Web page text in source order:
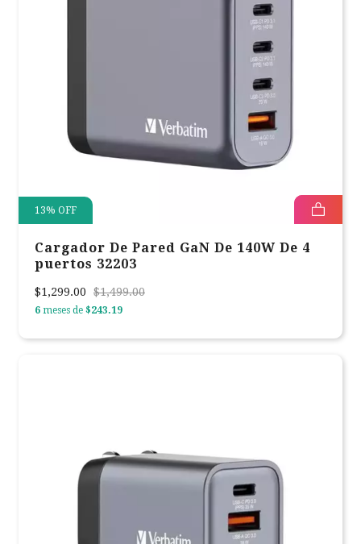
13% OFF
Cargador De Pared GaN De 140W De 4
puertos 32203
$1,299.00 $1,499.00
6 meses de $243.19